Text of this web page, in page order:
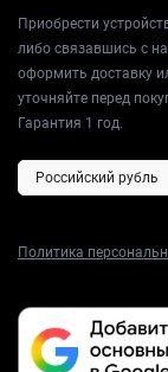
Приобрести
либо связавшись с
оформить доставку
уточняйте перед
Гарантия 1 год.
Политика